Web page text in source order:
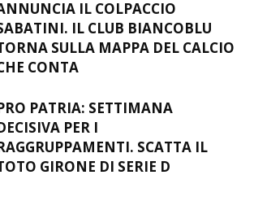
IL COLPACCIO
IL CLUB BIANCOBLU
SULLA MAPPA DEL CALCIO
CONTA
PATRIA: SETTIMANA
PER I
SCATTA IL
GIRONE DI SERIE D